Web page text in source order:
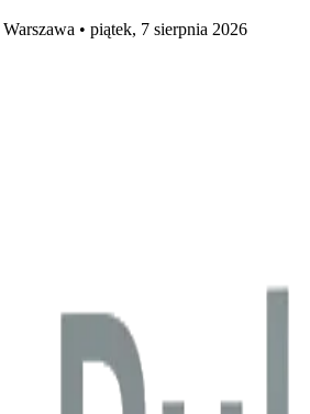
Warszawa • piątek, 7 sierpnia 2026